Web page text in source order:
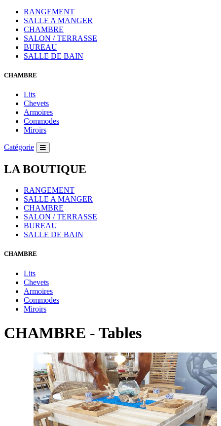
RANGEMENT
SALLE A MANGER
CHAMBRE
SALON / TERRASSE
BUREAU
SALLE DE BAIN
CHAMBRE
Lits
Chevets
Armoires
Commodes
Miroirs
Catégorie
LA BOUTIQUE
RANGEMENT
SALLE A MANGER
CHAMBRE
SALON / TERRASSE
BUREAU
SALLE DE BAIN
CHAMBRE
Lits
Chevets
Armoires
Commodes
Miroirs
CHAMBRE - Tables